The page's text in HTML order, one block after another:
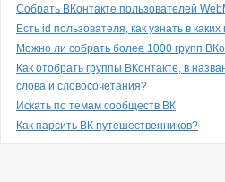
Собрать ВКонтакте пользователей
Есть id пользователя, как узнать в
Можно ли собрать более 1000 групп
Как отобрать группы ВКонтакте, в
слова и словосочетания?
Искать по темам сообществ ВК
Как парсить ВК путешественников?